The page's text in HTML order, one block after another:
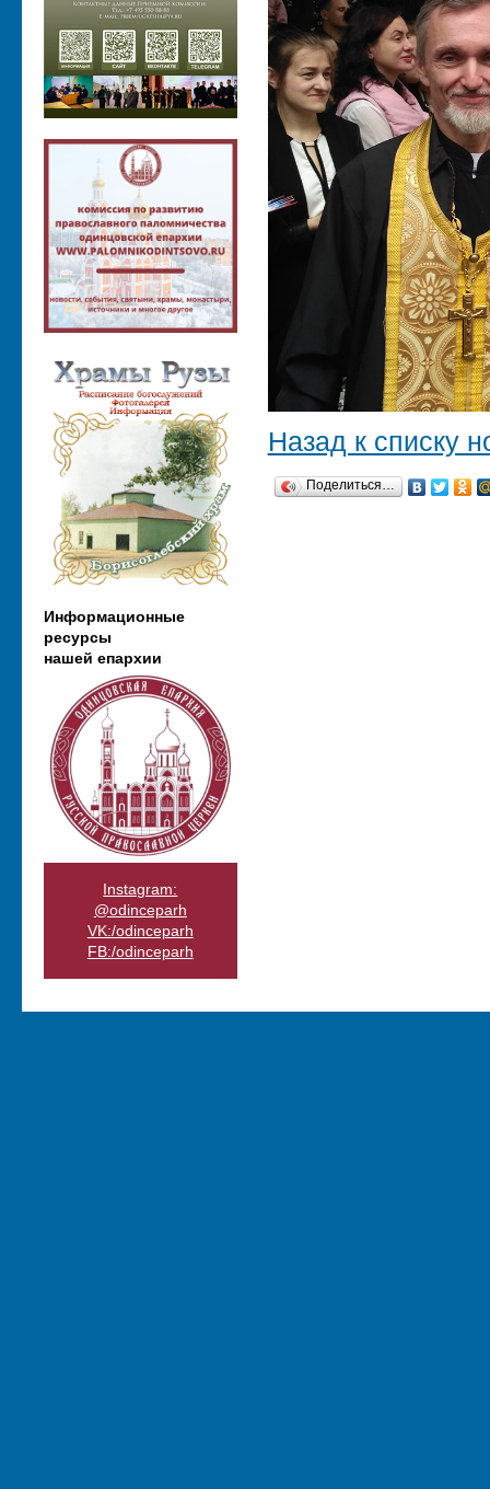
Информационные
ресурсы
нашей епархии
Instagram:
@odinceparh
VK:/odinceparh
FB:/odinceparh
Назад к списку
Поделиться…